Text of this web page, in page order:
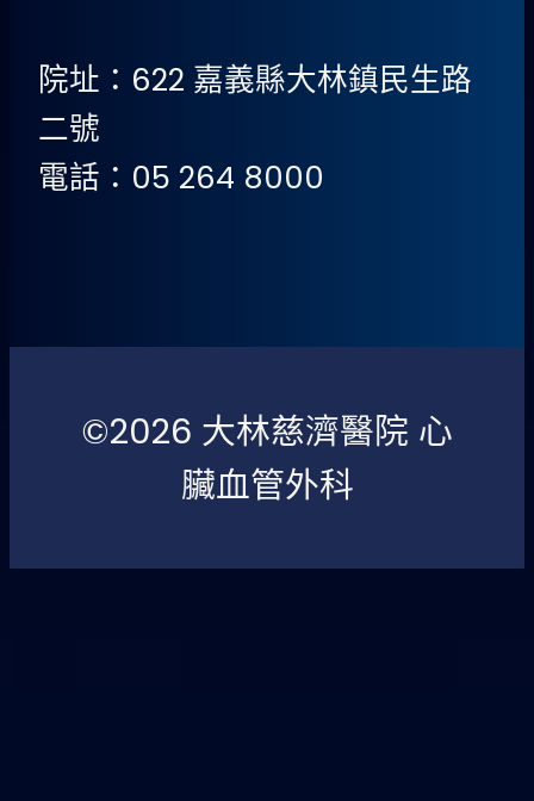
院址：622 嘉義縣大林鎮民生路
二號
電話：05 264 8000
©2026 大林慈濟醫院 心
臟血管外科